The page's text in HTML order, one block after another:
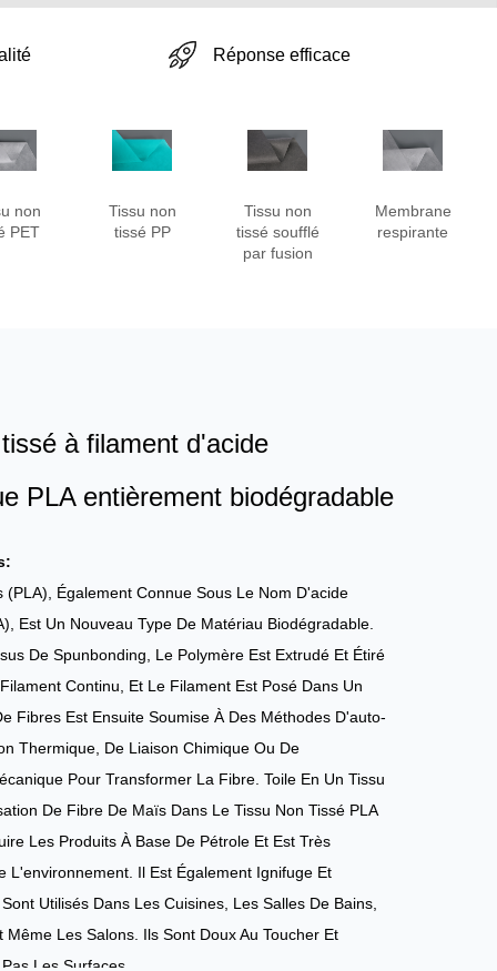
Réponse efficace
non
PET
Tissu non
tissé PP
Tissu non
tissé soufflé
par fusion
Membrane
respirante
à filament d'acide
PLA entièrement biodégradable
(PLA), Également Connue Sous Le Nom D'acide
Est Un Nouveau Type De Matériau Biodégradable.
De Spunbonding, Le Polymère Est Extrudé Et Étiré
Continu, Et Le Filament Est Posé Dans Un
Fibres Est Ensuite Soumise À Des Méthodes D'auto-
Thermique, De Liaison Chimique Ou De
Pour Transformer La Fibre. Toile En Un Tissu
De Fibre De Maïs Dans Le Tissu Non Tissé PLA
Les Produits À Base De Pétrole Et Est Très
L'environnement. Il Est Également Ignifuge Et
Utilisés Dans Les Cuisines, Les Salles De Bains,
Même Les Salons. Ils Sont Doux Au Toucher Et
Les Surfaces.